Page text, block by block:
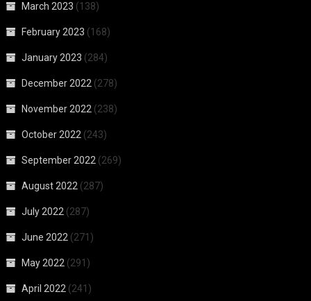
March 2023 (138)
February 2023 (168)
January 2023 (284)
December 2022 (278)
November 2022 (238)
October 2022 (243)
September 2022 (269)
August 2022 (287)
July 2022 (287)
June 2022 (271)
May 2022 (291)
April 2022 (241)